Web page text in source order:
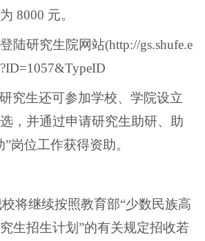
8000 元。
研究生院网站(http://gs.shufe.e
生还可参加学校、学院设立
，并通过申请研究生助研、助
岗位工作获得资助。
继续按照教育部“少数民族高
生招生计划”的有关规定招收若